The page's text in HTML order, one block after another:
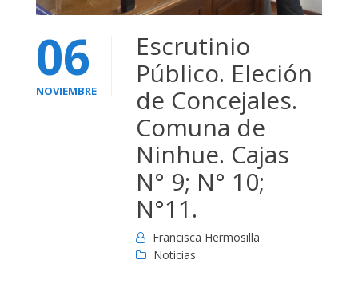
06
NOVIEMBRE
Escrutinio
Público. Eleción
de Concejales.
Comuna de
Ninhue. Cajas
N° 9; N° 10;
N°11.
Francisca Hermosilla
Noticias